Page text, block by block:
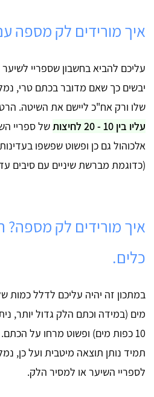
איך מורידים לק מספה
עליכם להביא בחשבון שספריי
יבשים כך שאם מדובר בכתם טרי,
שלו ורק אח"כ ליישם את השיטה.
עליו בין 10 - 20 לחיצות
של ספריי
אלכוהול גם כן ופשוט שפשפו
(כדוגמת מברשת שיניים עם סיבים
איך מורידים לק מספה?
כלים.
מים (במידה וכתם הלק גדול יותר,
10 כפות מים) ופשוט מרחו על
תמיד נותן תוצאה מיטבית ועל כן,
לספריי השיער או למסיר הלק.